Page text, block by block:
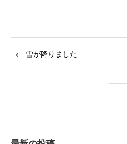
Post
navigation
⟵雪が降りました